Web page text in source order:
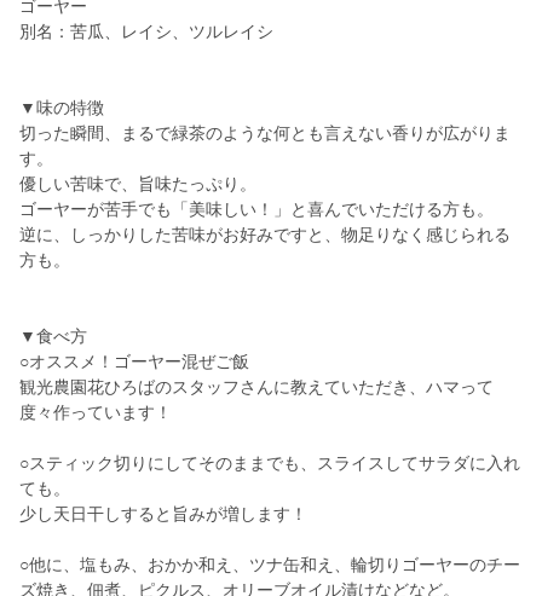
ゴーヤー
別名：苦瓜、レイシ、ツルレイシ
▼味の特徴
切った瞬間、まるで緑茶のような何とも言えない香りが広がりま
す。
優しい苦味で、旨味たっぷり。
ゴーヤーが苦手でも「美味しい！」と喜んでいただける方も。
逆に、しっかりした苦味がお好みですと、物足りなく感じられる
方も。
▼食べ方
○オススメ！ゴーヤー混ぜご飯
観光農園花ひろばのスタッフさんに教えていただき、ハマって
度々作っています！
○スティック切りにしてそのままでも、スライスしてサラダに入れ
ても。
少し天日干しすると旨みが増します！
○他に、塩もみ、おかか和え、ツナ缶和え、輪切りゴーヤーのチー
ズ焼き、佃煮、ピクルス、オリーブオイル漬けなどなど。